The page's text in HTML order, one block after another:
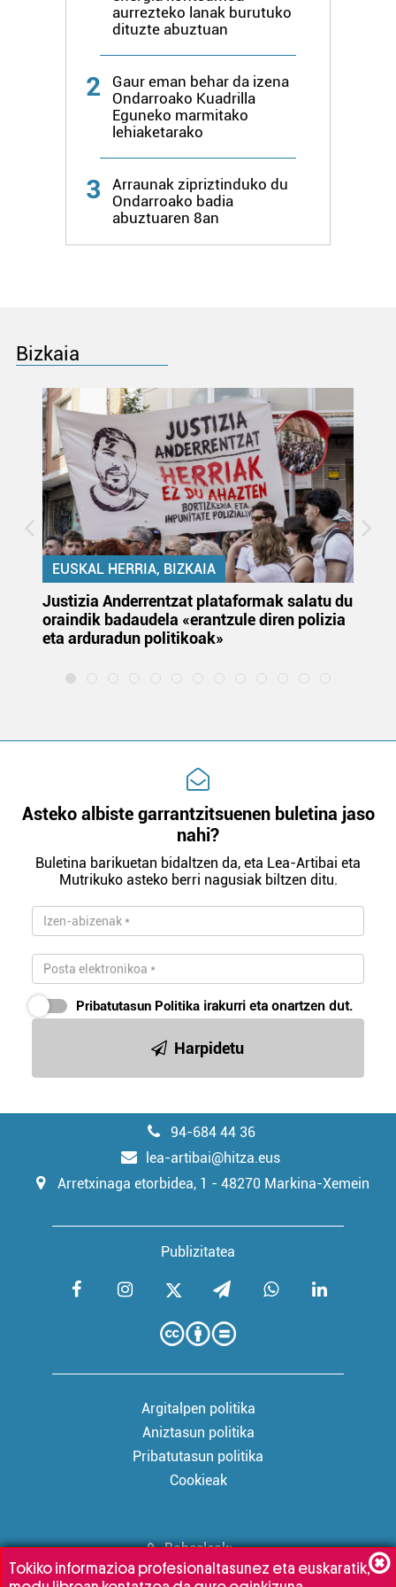
aurrezteko lanak burutuko
dituzte abuztuan
2
Gaur eman behar da izena
Ondarroako Kuadrilla
Eguneko marmitako
lehiaketarako
3
Arraunak zipriztinduko du
Ondarroako badia
abuztuaren 8an
Bizkaia
EUSKAL HERRIA, BIZKAIA
Justizia Anderrentzat plataformak salatu du
oraindik badaudela «erantzule diren polizia
eta arduradun politikoak»
Asteko albiste garrantzitsuenen buletina jaso
nahi?
Buletina barikuetan bidaltzen da, eta Lea-Artibai eta
Mutrikuko asteko berri nagusiak biltzen ditu.
Pribatutasun Politika irakurri eta onartzen dut.
Harpidetu
94-684 44 36
lea-artibai@hitza.eus
Arretxinaga etorbidea, 1 - 48270 Markina-Xemein
Publizitatea
Argitalpen politika
Aniztasun politika
Pribatutasun politika
Cookieak
Babesleak:
Tokiko informazioa profesionaltasunez eta euskaratik,